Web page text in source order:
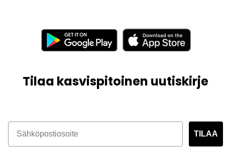
Tilaa kasvispitoinen uutiskirje
TILAA